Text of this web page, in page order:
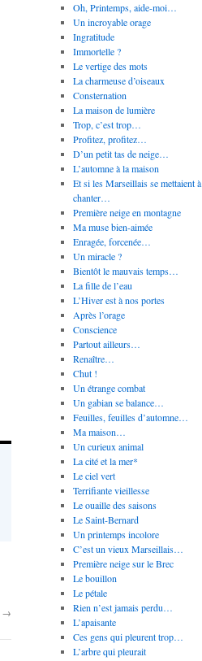
→
Oh, Printemps, aide-moi…
Un incroyable orage
Ingratitude
Immortelle ?
Le vertige des mots
La charmeuse d’oiseaux
Consternation
La maison de lumière
Trop, c’est trop…
Profitez, profitez…
D’un petit tas de neige…
L’automne à la maison
Et si les Marseillais se mettaient à
chanter…
Première neige en montagne
Ma muse bien-aimée
Enragée, forcenée…
Un miracle ?
Bientôt le mauvais temps…
La fille de l’eau
L’Hiver est à nos portes
Après l’orage
Conscience
Partout ailleurs…
Renaître…
Chut !
Un étrange combat
Un gabian se balance…
Feuilles, feuilles d’automne…
Ma maison…
Un curieux animal
La cité et la mer*
Le ciel vert
Terrifiante vieillesse
Le ouaille des saisons
Le Saint-Bernard
Un printemps incolore
C’est un vieux Marseillais…
Première neige sur le Brec
Le bouillon
Le pétale
Rien n’est jamais perdu…
L’apaisante
Ces gens qui pleurent trop…
L’arbre qui pleurait